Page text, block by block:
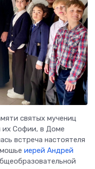
святых мучениц
Софии, в Доме
встреча настоятеля
иерей Андрей